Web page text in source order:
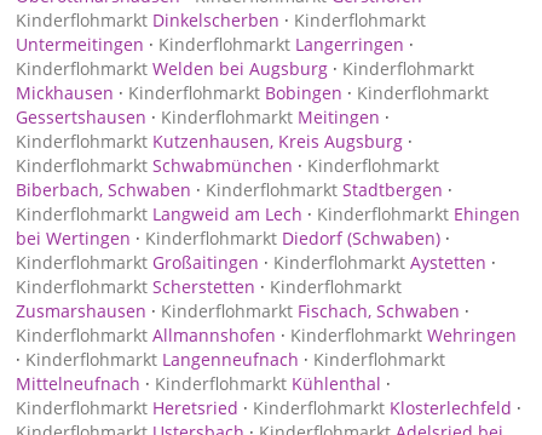
Kinderflohmarkt Dinkelscherben · Kinderflohmarkt
Untermeitingen · Kinderflohmarkt Langerringen ·
Kinderflohmarkt Welden bei Augsburg · Kinderflohmarkt
Mickhausen · Kinderflohmarkt Bobingen · Kinderflohmarkt
Gessertshausen · Kinderflohmarkt Meitingen ·
Kinderflohmarkt Kutzenhausen, Kreis Augsburg ·
Kinderflohmarkt Schwabmünchen · Kinderflohmarkt
Biberbach, Schwaben · Kinderflohmarkt Stadtbergen ·
Kinderflohmarkt Langweid am Lech · Kinderflohmarkt Ehingen
bei Wertingen · Kinderflohmarkt Diedorf (Schwaben) ·
Kinderflohmarkt Großaitingen · Kinderflohmarkt Aystetten ·
Kinderflohmarkt Scherstetten · Kinderflohmarkt
Zusmarshausen · Kinderflohmarkt Fischach, Schwaben ·
Kinderflohmarkt Allmannshofen · Kinderflohmarkt Wehringen
· Kinderflohmarkt Langenneufnach · Kinderflohmarkt
Mittelneufnach · Kinderflohmarkt Kühlenthal ·
Kinderflohmarkt Heretsried · Kinderflohmarkt Klosterlechfeld ·